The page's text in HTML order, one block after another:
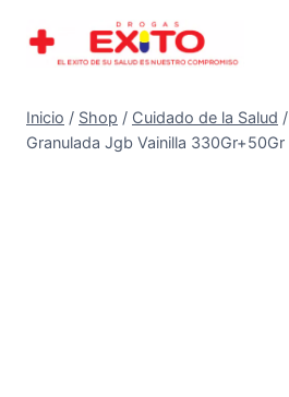
Inicio / Shop / Cuidado de la Salud /
Granulada Jgb Vainilla 330Gr+50Gr